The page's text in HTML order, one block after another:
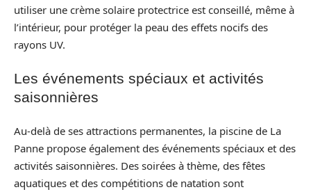
utiliser une crème solaire protectrice est conseillé, même à
l’intérieur, pour protéger la peau des effets nocifs des
rayons UV.
Les événements spéciaux et activités
saisonnières
Au-delà de ses attractions permanentes, la piscine de La
Panne propose également des événements spéciaux et des
activités saisonnières. Des soirées à thème, des fêtes
aquatiques et des compétitions de natation sont